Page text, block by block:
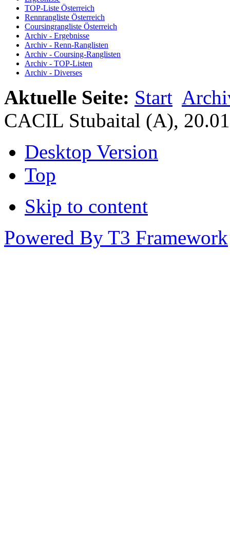
TOP-Liste Österreich
Rennrangliste Österreich
Coursingrangliste Österreich
Archiv - Ergebnisse
Archiv - Renn-Ranglisten
Archiv - Coursing-Ranglisten
Archiv - TOP-Listen
Archiv - Diverses
Aktuelle Seite: Start
CACIL Stubaital (A),
Desktop Version
Top
Skip to content
Powered By T3 Framework